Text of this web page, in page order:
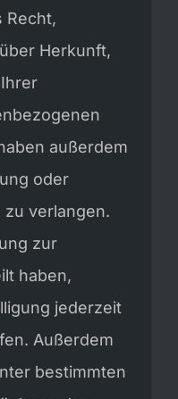
Recht,
Herkunft,
außerdem
oder
verlangen.
zur
haben,
jederzeit
Außerdem
bestimmten